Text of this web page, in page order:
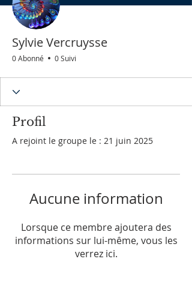
Sylvie Vercruysse
0 Abonné 0 Suivi
Profil
A rejoint le groupe le : 21 juin 2025
Aucune information
Lorsque ce membre ajoutera des
informations sur lui-même, vous les
verrez ici.